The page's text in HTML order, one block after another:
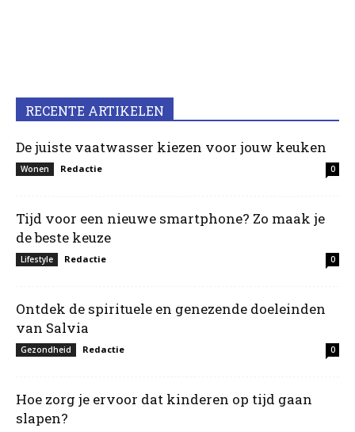
RECENTE ARTIKELEN
De juiste vaatwasser kiezen voor jouw keuken
Wonen Redactie 0
Tijd voor een nieuwe smartphone? Zo maak je
de beste keuze
Lifestyle Redactie 0
Ontdek de spirituele en genezende doeleinden
van Salvia
Gezondheid Redactie 0
Hoe zorg je ervoor dat kinderen op tijd gaan
slapen?